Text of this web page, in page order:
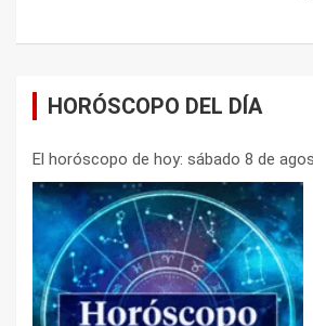
HORÓSCOPO DEL DÍA
El horóscopo de hoy: sábado 8 de